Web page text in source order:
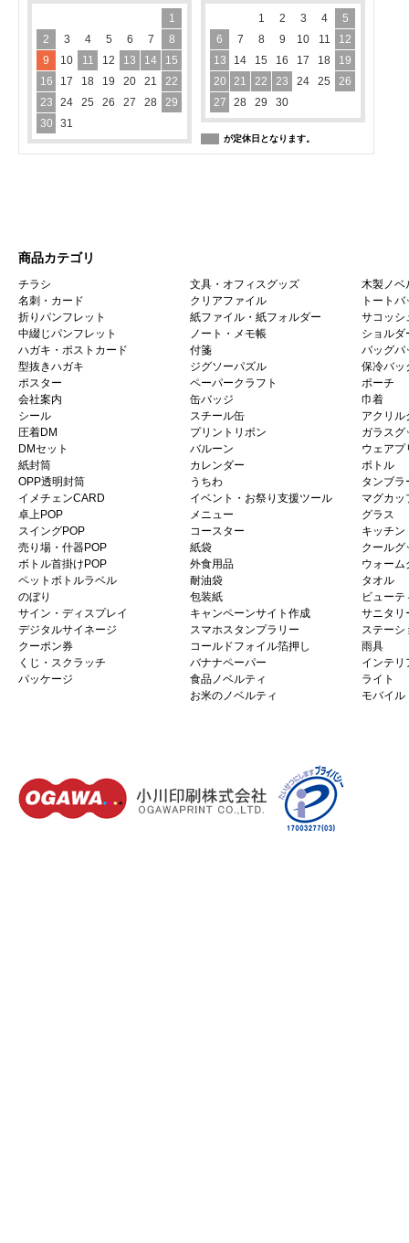
1
2
3 4 5 6 7
8
9
10 11 12 13 14
15
16
17 18 19 20 21
22
23
24 25 26 27 28
29
30
31
1 2 3 4
5
6
7 8 9 10 11
12
13
14 15 16 17 18
19
20
21 22 23 24 25
26
27
28 29 30
が定休日となります。
商品カテゴリ
チラシ
名刺・カード
折りパンフレット
中綴じパンフレット
ハガキ・ポストカード
型抜きハガキ
ポスター
会社案内
シール
圧着DM
DMセット
紙封筒
OPP透明封筒
イメチェンCARD
卓上POP
スイングPOP
売り場・什器POP
ボトル首掛けPOP
ペットボトルラベル
のぼり
サイン・ディスプレイ
デジタルサイネージ
クーポン券
くじ・スクラッチ
パッケージ
文具・オフィスグッズ
クリアファイル
紙ファイル・紙フォルダー
ノート・メモ帳
付箋
ジグソーパズル
ペーパークラフト
缶バッジ
スチール缶
プリントリボン
バルーン
カレンダー
うちわ
イベント・お祭り支援ツール
メニュー
コースター
紙袋
外食用品
耐油袋
包装紙
キャンペーンサイト作成
スマホスタンプラリー
コールドフォイル箔押し
バナナペーパー
食品ノベルティ
お米のノベルティ
木製ノベ
トートバ
サコッシ
ショルダ
バッグパ
保冷バッ
ポーチ
巾着
アクリル
ガラスグ
ウェアプ
ボトル
タンブラ
マグカッ
グラス
キッチン
クールグ
ウォーム
タオル
ビューテ
サニタリ
ステーシ
雨具
インテリ
ライト
モバイル